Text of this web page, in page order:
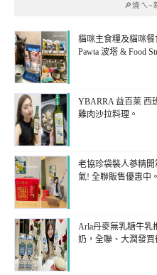
🔎燒ㄟ~
貓咪主食糧及貓咪餐
Pawta 波塔 & Food
YBARRA 益百萊 西
雞肉沙拉料理。
老協珍袋裝人蔘精
氣! 全聯販售優惠中。
Arla丹麥無乳糖牛乳
奶，全聯、大潤發買